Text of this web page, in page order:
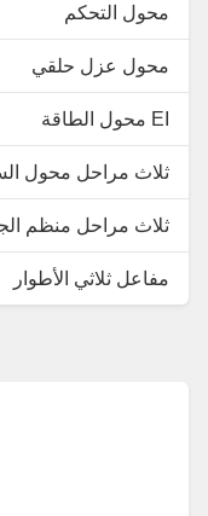
محول التحكم
محول عزل حلقي
محول الطاقة EI
ثلاث مراحل محول
ثلاث مراحل منظم
مفاعل ثلاثي الأطوار